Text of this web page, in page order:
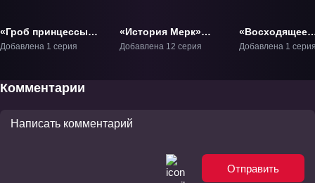
«Гроб принцессы
Чайки» ОВА-1
Добавлена 1 серия
«История Мерк»
ТВ-1
Добавлена 12 серия
«Восходящее
солнце» ТВ-1
Добавлена 1
Комментарии
Отправить